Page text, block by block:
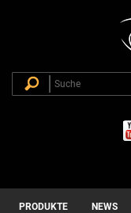
PRODUKTE NEWS